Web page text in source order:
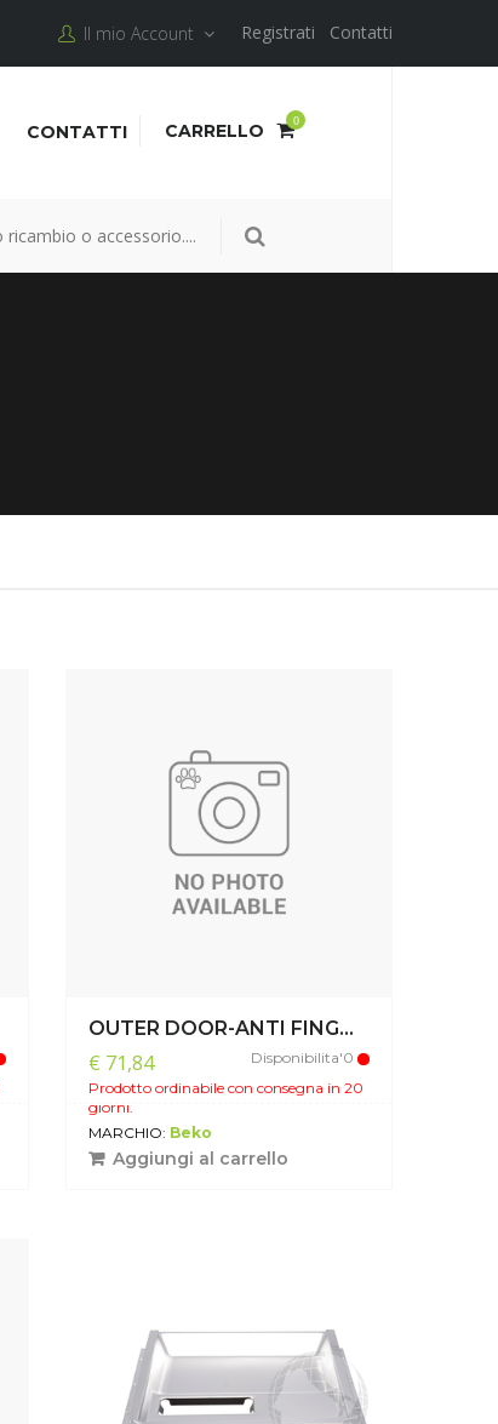
Il mio Account Registrati Contatti
CONTATTI CARRELLO 0
OUTER DOOR-ANTI FING...
€ 71,84
Disponibilita'0
Prodotto ordinabile con consegna in 20
giorni.
MARCHIO: Beko
Aggiungi al carrello